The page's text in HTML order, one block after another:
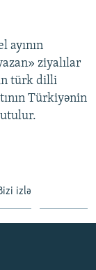
ayının
ziyalılar
türk dilli
Türkiyənin
izlə